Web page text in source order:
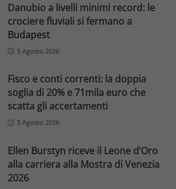
Danubio a livelli minimi record: le
crociere fluviali si fermano a
Budapest
5 Agosto 2026
Fisco e conti correnti: la doppia
soglia di 20% e 71mila euro che
scatta gli accertamenti
5 Agosto 2026
Ellen Burstyn riceve il Leone d’Oro
alla carriera alla Mostra di Venezia
2026